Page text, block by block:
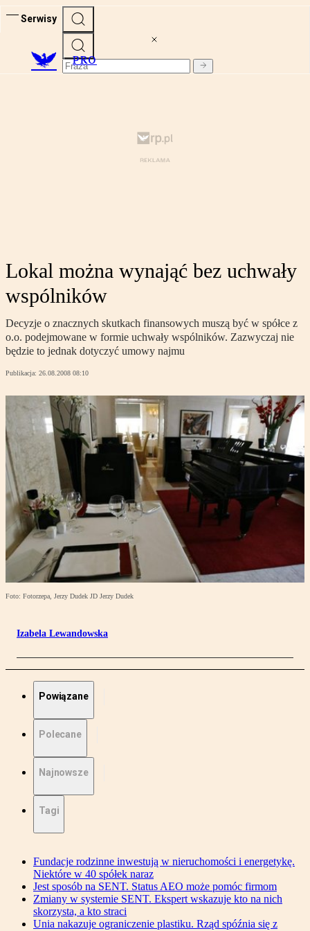
Serwisy
PRO
Lokal można wynająć bez uchwały
wspólników
Decyzje o znacznych skutkach finansowych muszą być w spółce z
o.o. podejmowane w formie uchwały wspólników. Zazwyczaj nie
będzie to jednak dotyczyć umowy najmu
Publikacja: 26.08.2008 08:10
Foto: Fotorzepa, Jerzy Dudek JD Jerzy Dudek
Izabela Lewandowska
Powiązane
Polecane
Najnowsze
Tagi
Fundacje rodzinne inwestują w nieruchomości i energetykę.
Niektóre w 40 spółek naraz
Jest sposób na SENT. Status AEO może pomóc firmom
Zmiany w systemie SENT. Ekspert wskazuje kto na nich
skorzysta, a kto straci
Unia nakazuje ograniczenie plastiku. Rząd spóźnia się z